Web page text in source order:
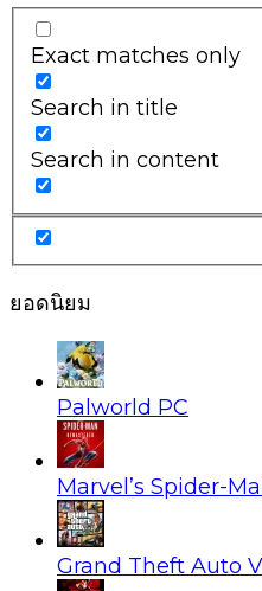
Exact matches only
Search in title
Search in content
ยอดนิยม
Palworld PC
Marvel’s Spider-
Grand Theft Auto